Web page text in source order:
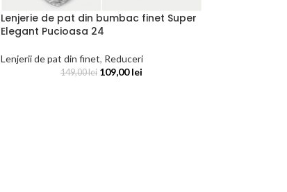
Lenjerie de pat din bumbac finet Super
Elegant Pucioasa 24
Lenjerii de pat din finet, Reduceri
149,00lei 109,00lei